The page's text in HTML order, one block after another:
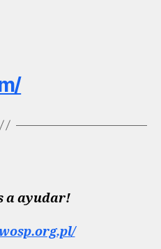
a ayudar!